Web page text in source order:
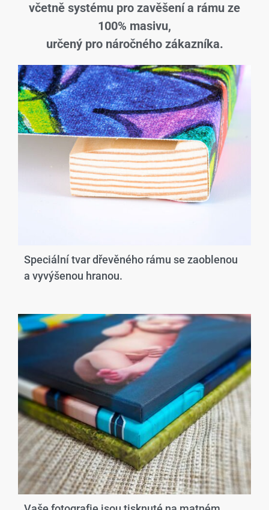
včetně systému pro zavěšení a rámu ze
100% masivu,
určený pro náročného zákazníka.
Speciální tvar dřevěného rámu se zaoblenou
a vyvýšenou hranou.​